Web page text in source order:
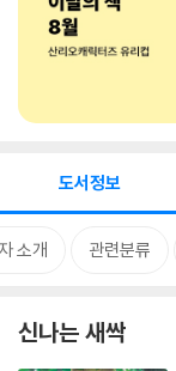
도서정보
소개 관련분류
신나는 새싹